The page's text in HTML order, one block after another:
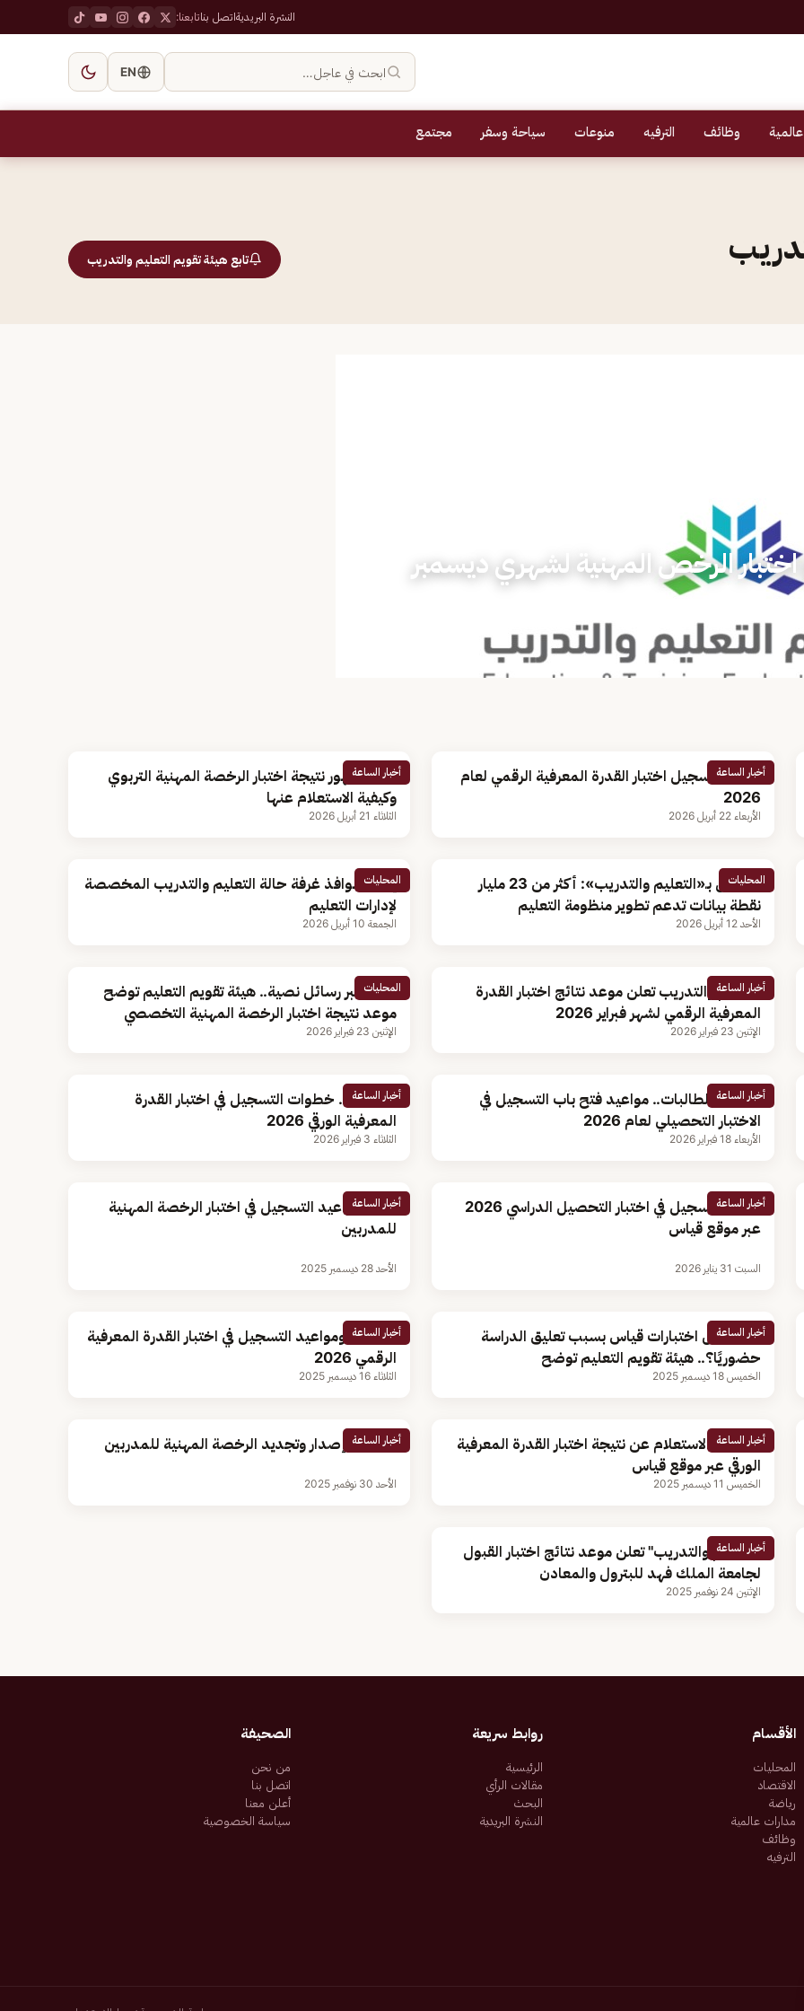
النشرة البريديةاتصل بناتابعنا:
ابحث في عاجل… EN
وظائف الترفيه منوعات سياحة وسفر مجتمع
تابع هيئة تقويم التعليم والتدريب
الرخص المهنية لشهري ديسمبر
أخبار الساعة
مواعيد تسجيل اختبار القدرة المعرفية الرقمي لعام
2026
الأربعاء 22 أبريل 2026
أخبار الساعة
موعد ظهور نتيجة اختبار الرخصة المهنية التربوي
وكيفية الاستعلام عنها
الثلاثاء 21 أبريل 2026
المحليات
مسؤول بـ«التعليم والتدريب»: أكثر من 23 مليار
نقطة بيانات تدعم تطوير منظومة التعليم
الأحد 12 أبريل 2026
المحليات
إطلاق نوافذ غرفة حالة التعليم والتدريب المخصصة
لإدارات التعليم
الجمعة 10 أبريل 2026
أخبار الساعة
التعليم والتدريب تعلن موعد نتائج اختبار القدرة
المعرفية الرقمي لشهر فبراير 2026
الإثنين 23 فبراير 2026
المحليات
تصل عبر رسائل نصية.. هيئة تقويم التعليم توضح
موعد نتيجة اختبار الرخصة المهنية التخصصي
الإثنين 23 فبراير 2026
أخبار الساعة
للطلاب الطالبات.. مواعيد فتح باب التسجيل في
الاختبار التحصيلي لعام 2026
الأربعاء 18 فبراير 2026
أخبار الساعة
يبدأ غدا.. خطوات التسجيل في اختبار القدرة
المعرفية الورقي 2026
الثلاثاء 3 فبراير 2026
أخبار الساعة
موعد التسجيل في اختبار التحصيل الدراسي 2026
عبر موقع قياس
السبت 31 يناير 2026
أخبار الساعة
رابط ومواعيد التسجيل في اختبار الرخصة المهنية
للمدربين
الأحد 28 ديسمبر 2025
أخبار الساعة
هل تؤجل اختبارات قياس بسبب تعليق الدراسة
حضوريًا؟.. هيئة تقويم التعليم توضح
الخميس 18 ديسمبر 2025
أخبار الساعة
خطوات ومواعيد التسجيل في اختبار القدرة المعرفية
الرقمي 2026
الثلاثاء 16 ديسمبر 2025
أخبار الساعة
خطوات الاستعلام عن نتيجة اختبار القدرة المعرفية
الورقي عبر موقع قياس
الخميس 11 ديسمبر 2025
أخبار الساعة
خطوات إصدار وتجديد الرخصة المهنية للمدربين
الأحد 30 نوفمبر 2025
أخبار الساعة
"التعليم والتدريب" تعلن موعد نتائج اختبار القبول
لجامعة الملك فهد للبترول والمعادن
الإثنين 24 نوفمبر 2025
الأقسام
المحليات
الاقتصاد
رياضة
مدارات عالمية
وظائف
الترفيه
روابط سريعة
الرئيسية
مقالات الرأي
البحث
النشرة البريدية
الصحيفة
من نحن
اتصل بنا
أعلن معنا
سياسة الخصوصية